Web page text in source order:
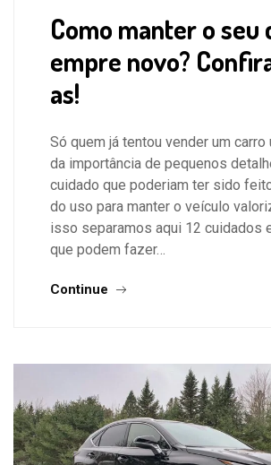
Como manter o seu
empre novo?
as!
Só quem já tentou vender um carro
da importância de pequenos
cuidado que poderiam ter sido
do uso para manter o veículo
isso separamos aqui 12 cuidados
que podem fazer…
Continue